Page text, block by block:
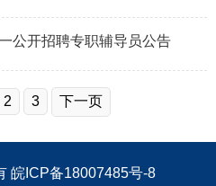
公开招聘专职辅导员公告
2 3 下一页
皖ICP备18007485号-8